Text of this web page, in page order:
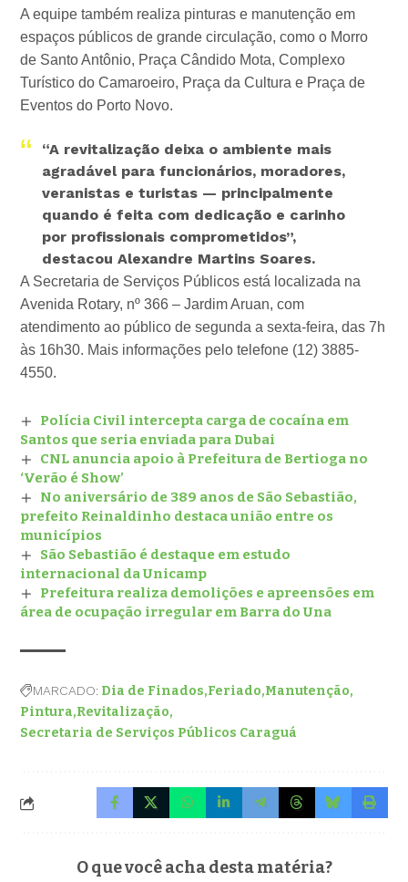
A equipe também realiza pinturas e manutenção em
espaços públicos de grande circulação, como o Morro
de Santo Antônio, Praça Cândido Mota, Complexo
Turístico do Camaroeiro, Praça da Cultura e Praça de
Eventos do Porto Novo.
“A revitalização deixa o ambiente mais
agradável para funcionários, moradores,
veranistas e turistas — principalmente
quando é feita com dedicação e carinho
por profissionais comprometidos”,
destacou Alexandre Martins Soares.
A Secretaria de Serviços Públicos está localizada na
Avenida Rotary, nº 366 – Jardim Aruan, com
atendimento ao público de segunda a sexta-feira, das 7h
às 16h30. Mais informações pelo telefone (12) 3885-
4550.
Polícia Civil intercepta carga de cocaína em
Santos que seria enviada para Dubai
CNL anuncia apoio à Prefeitura de Bertioga no
‘Verão é Show’
No aniversário de 389 anos de São Sebastião,
prefeito Reinaldinho destaca união entre os
municípios
São Sebastião é destaque em estudo
internacional da Unicamp
Prefeitura realiza demolições e apreensões em
área de ocupação irregular em Barra do Una
MARCADO: Dia de Finados Feriado Manutenção
Pintura Revitalização
Secretaria de Serviços Públicos Caraguá
O que você acha desta matéria?